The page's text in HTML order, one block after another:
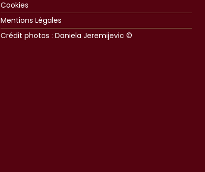
Cookies
Mentions Légales
Crédit photos : Daniela Jeremijevic ©​